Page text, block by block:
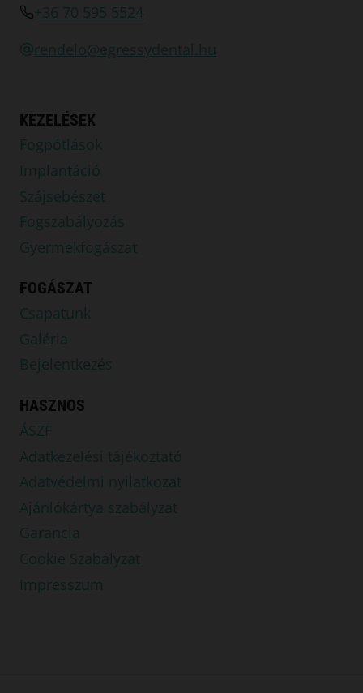
+36 70 595 5524
rendelo@egressydental.hu
KEZELÉSEK
Fogpótlások
Implantáció
Szájsebészet
Fogszabályozás
Gyermekfogászat
FOGÁSZAT
Csapatunk
Galéria
Bejelentkezés
HASZNOS
ÁSZF
Adatkezelési tájékoztató
Adatvédelmi nyilatkozat
Ajánlókártya szabályzat
Garancia
Cookie Szabályzat
Impresszum